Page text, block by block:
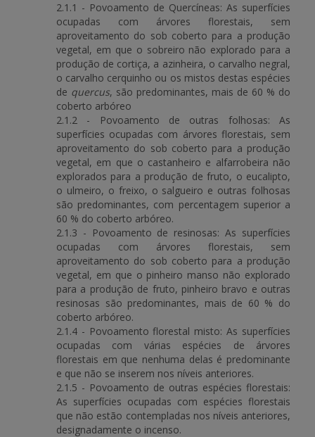
2.1.1 - Povoamento de Quercíneas: As superfícies
ocupadas com árvores florestais, sem
aproveitamento do sob coberto para a produção
vegetal, em que o sobreiro não explorado para a
produção de cortiça, a azinheira, o carvalho negral,
o carvalho cerquinho ou os mistos destas espécies
de quercus, são predominantes, mais de 60 % do
coberto arbóreo
2.1.2 - Povoamento de outras folhosas: As
superfícies ocupadas com árvores florestais, sem
aproveitamento do sob coberto para a produção
vegetal, em que o castanheiro e alfarrobeira não
explorados para a produção de fruto, o eucalipto,
o ulmeiro, o freixo, o salgueiro e outras folhosas
são predominantes, com percentagem superior a
60 % do coberto arbóreo.
2.1.3 - Povoamento de resinosas: As superfícies
ocupadas com árvores florestais, sem
aproveitamento do sob coberto para a produção
vegetal, em que o pinheiro manso não explorado
para a produção de fruto, pinheiro bravo e outras
resinosas são predominantes, mais de 60 % do
coberto arbóreo.
2.1.4 - Povoamento florestal misto: As superfícies
ocupadas com várias espécies de árvores
florestais em que nenhuma delas é predominante
e que não se inserem nos níveis anteriores.
2.1.5 - Povoamento de outras espécies florestais:
As superfícies ocupadas com espécies florestais
que não estão contempladas nos níveis anteriores,
designadamente o incenso.